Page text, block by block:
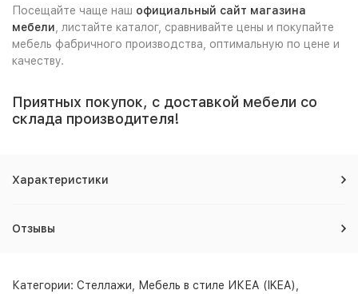
Посещайте чаще наш официальный сайт магазина
мебели , листайте каталог, сравнивайте цены и покупайте
мебель фабричного производства, оптимальную по цене и
качеству.
Приятных покупок, с доставкой мебели со
склада производителя!
Характеристики
Отзывы
Категории: Стеллажи Мебель в стиле ИКЕА (IKEA)